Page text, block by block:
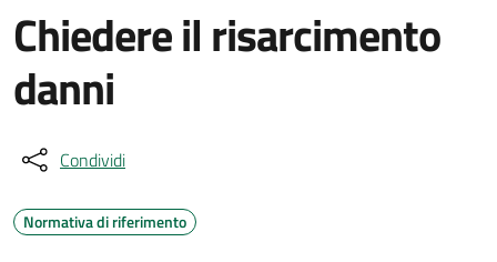
Chiedere il risarcimento
danni
Condividi
Normativa di riferimento